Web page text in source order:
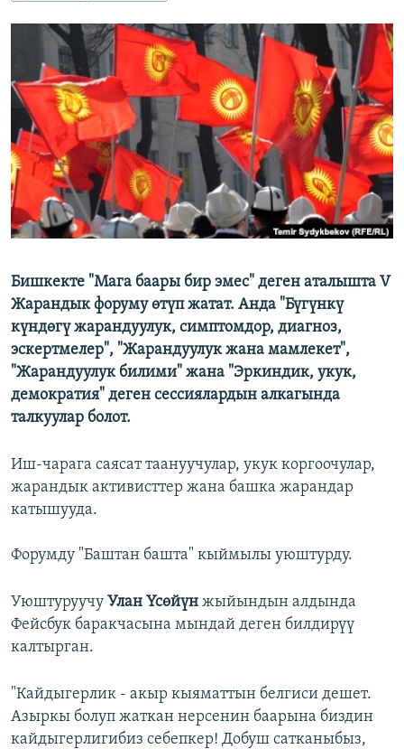
ДАНИСТЕ
ЭЖЕ-СИҢДИЛЕР
АЗАТТЫК+
ЫҢГАЙСЫЗ СУРООЛОР
Русский
ОНЛАЙН ШЕРИНЕ
ЭЕ/АРнун бардык сайттары
Бишкекте "Мага баары бир эмес" деген аталышта V
Жарандык форуму өтүп жатат. Анда "Бүгүнкү
күндөгү жарандуулук, симптомдор, диагноз,
эскертмелер", "Жарандуулук жана мамлекет",
"Жарандуулук билими" жана "Эркиндик, укук,
демократия" деген сессиялардын алкагында
талкуулар болот.
Иш-чарага саясат таануучулар, укук коргоочулар,
жарандык активисттер жана башка жарандар
катышууда.
Форумду "Баштан башта" кыймылы уюштурду.
Уюштуруучу Улан Үсөйүн жыйындын алдында
Фейсбук баракчасына мындай деген билдирүү
калтырган.
"Кайдыгерлик - акыр кыяматтын белгиси дешет.
Азыркы болуп жаткан нерсенин баарына биздин
кайдыгерлигибиз себепкер! Добуш сатканыбыз,